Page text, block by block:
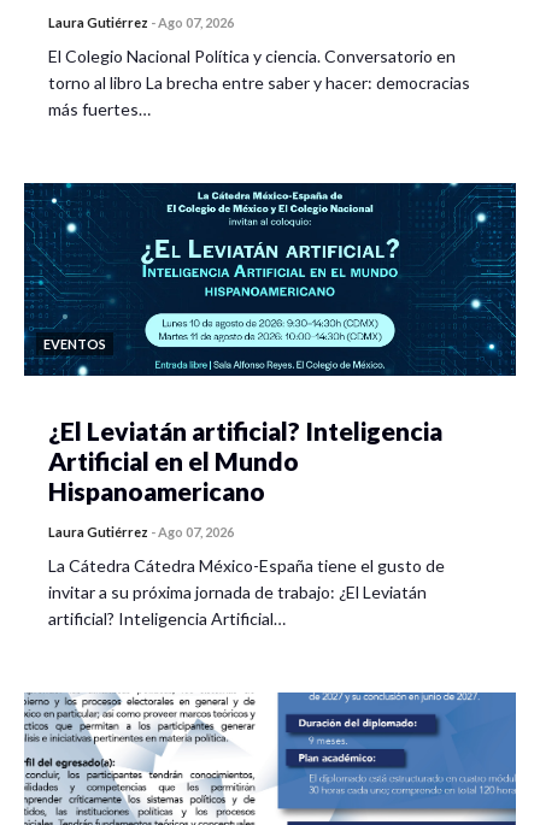
Laura Gutiérrez -Ago 07, 2026
El Colegio Nacional Política y ciencia. Conversatorio en
torno al libro La brecha entre saber y hacer: democracias
más fuertes…
EVENTOS
¿El Leviatán artificial? Inteligencia
Artificial en el Mundo
Hispanoamericano
Laura Gutiérrez -Ago 07, 2026
La Cátedra Cátedra México-España tiene el gusto de
invitar a su próxima jornada de trabajo: ¿El Leviatán
artificial? Inteligencia Artificial…